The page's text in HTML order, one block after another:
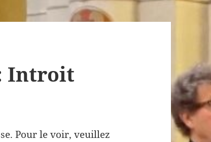
Introit
Pour le voir, veuillez